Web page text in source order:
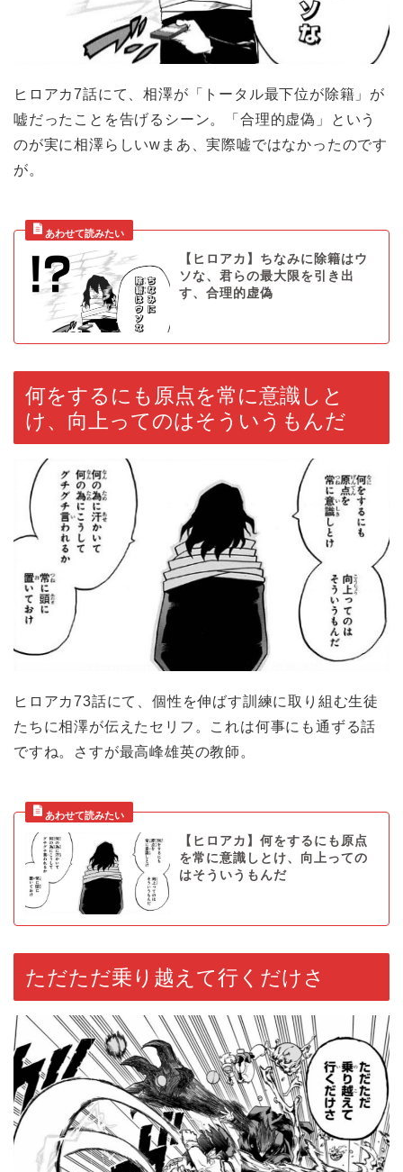
ヒロアカ7話にて、相澤が「トータル最下位が除籍」が
嘘だったことを告げるシーン。「合理的虚偽」という
のが実に相澤らしいwまあ、実際嘘ではなかったのです
が。
【ヒロアカ】ちなみに除籍はウ
ソな、君らの最大限を引き出
す、合理的虚偽
何をするにも原点を常に意識しと
け、向上ってのはそういうもんだ
ヒロアカ73話にて、個性を伸ばす訓練に取り組む生徒
たちに相澤が伝えたセリフ。これは何事にも通ずる話
ですね。さすが最高峰雄英の教師。
【ヒロアカ】何をするにも原点
を常に意識しとけ、向上っての
はそういうもんだ
ただただ乗り越えて行くだけさ